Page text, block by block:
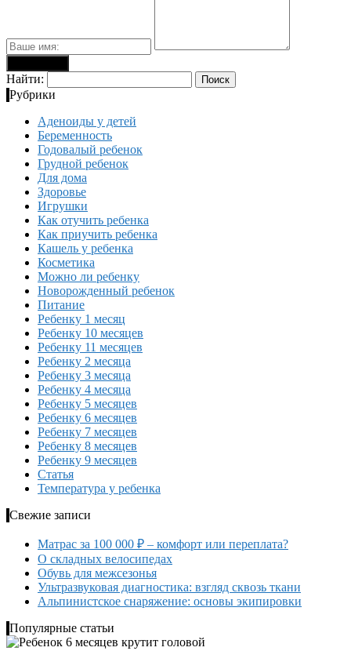
Найти:
Рубрики
Аденоиды у детей
Беременность
Годовалый ребенок
Грудной ребенок
Для дома
Здоровье
Игрушки
Как отучить ребенка
Как приучить ребенка
Кашель у ребенка
Косметика
Можно ли ребенку
Новорожденный ребенок
Питание
Ребенку 1 месяц
Ребенку 10 месяцев
Ребенку 11 месяцев
Ребенку 2 месяца
Ребенку 3 месяца
Ребенку 4 месяца
Ребенку 5 месяцев
Ребенку 6 месяцев
Ребенку 7 месяцев
Ребенку 8 месяцев
Ребенку 9 месяцев
Статья
Температура у ребенка
Свежие записи
Матрас за 100 000 ₽ – комфорт или переплата?
О складных велосипедах
Обувь для межсезонья
Ультразвуковая диагностика: взгляд сквозь ткани
Альпинистское снаряжение: основы экипировки
Популярные статьи